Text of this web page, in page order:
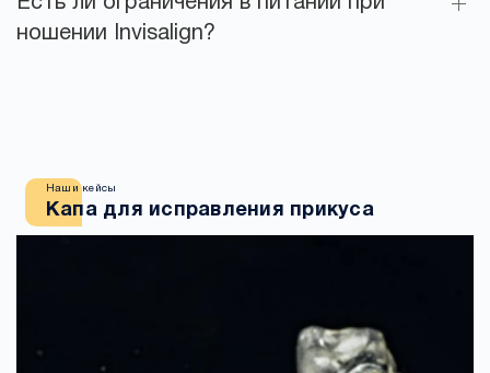
ношении Invisalign?
Наши кейсы
Капа для исправления прикуса